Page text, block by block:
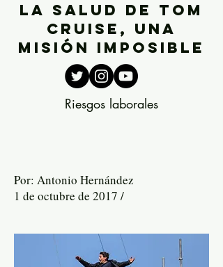
La salud de TOM
cruise, una
misión imposible
Riesgos laborales
Por: Antonio Hernández
1 de octubre de 2017 /